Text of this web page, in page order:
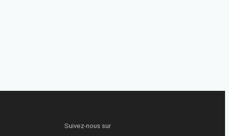
Suivez-nous sur